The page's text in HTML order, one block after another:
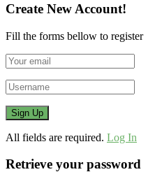
Create New Account!
Fill the forms bellow to register
All fields are required. Log In
Retrieve your password